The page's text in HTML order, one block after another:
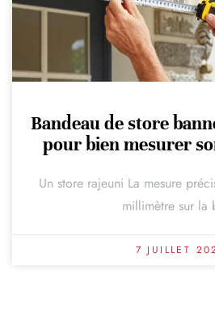
Bandeau de store
pour bien mesurer
Un store rajeuni La mesure
millimètre sur la
7 JUILLET